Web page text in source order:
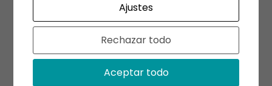
Ajustes
Rechazar todo
Aceptar todo